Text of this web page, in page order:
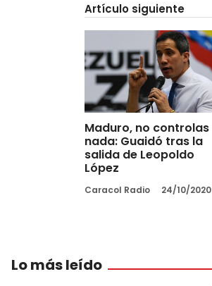
Artículo siguiente
Maduro, no controlas
nada: Guaidó tras la
salida de Leopoldo
López
Caracol Radio 24/10/2020
Lo más leído